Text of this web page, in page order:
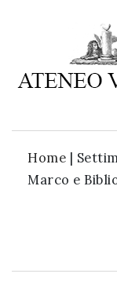
Home |
Marco e
Ateneo
è
cultura